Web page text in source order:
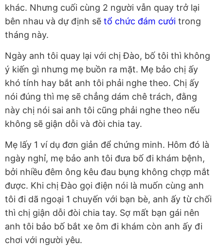
khác. Nhưng cuối cùng 2 người vẫn quay trở lại
bên nhau và dự định sẽ tổ chức đám cưới trong
tháng này.
Ngày anh tôi quay lại với chị Đào, bố tôi thì không
ý kiến gì nhưng mẹ buồn ra mặt. Mẹ bảo chị ấy
khó tính hay bắt anh tôi phải nghe theo. Chị ấy
nói đúng thì mẹ sẽ chẳng dám chê trách, đằng
này chị nói sai anh tôi cũng phải nghe theo nếu
không sẽ giận dỗi và đòi chia tay.
Mẹ lấy 1 ví dụ đơn giản để chứng minh. Hôm đó là
ngày nghỉ, mẹ bảo anh tôi đưa bố đi khám bệnh,
bởi nhiều đêm ông kêu đau bụng không chợp mắt
được. Khi chị Đào gọi điện nói là muốn cùng anh
tôi đi dã ngoại 1 chuyến với bạn bè, anh ấy từ chối
thì chị giận dỗi đòi chia tay. Sợ mất bạn gái nên
anh tôi bảo bố bắt xe ôm đi khám còn anh ấy đi
chơi với người yêu.